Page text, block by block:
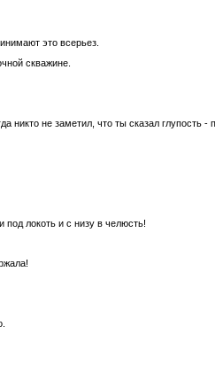
это всерьез.
скважине.
никто не заметил, что ты сказал глупость -
локоть и с низу в челюсть!